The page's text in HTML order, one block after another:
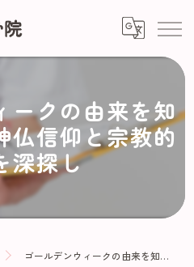
ークの由来を知
仏信仰と宗教的
深探し
ゴールデンウィークの由来を知ろう！日本の神仏信仰と宗教的意義を深探し